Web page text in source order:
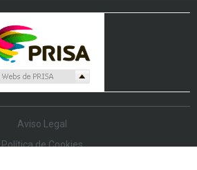
Aviso Legal
Política de Cookies